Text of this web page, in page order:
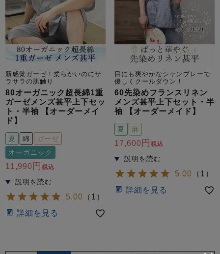
新感覚ガーゼ！柔らかいのにサ
ラサラの肌触り
80オーガニック超長綿1重
ガーゼメンズ甚平上下セッ
ト・半袖 【オーダーメイ
ド】
夏 綿
ガーゼ
オーガニック
11,990 税込
5.00 （ 1 ）
詳細を見る
目にも爽やかなシャンブレーで
優しくクールダウン！
60先染めフランスリネン
メンズ甚平上下セット・半
袖 【オーダーメイド】
夏 麻
17,600 税込
5.00 （ 1 ）
詳細を見る